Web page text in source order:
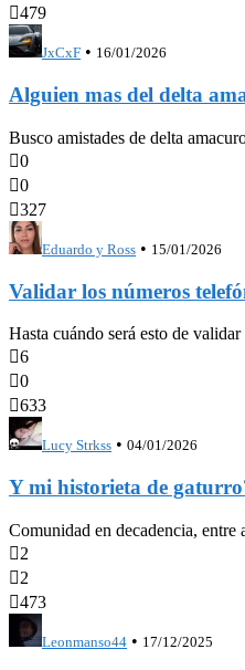
479
JxCxF • 16/01/2026
Alguien mas del delta
Busco amistades de delta
0
0
327
Eduardo y Ross • 15/01/2026
Validar los números
Hasta cuándo será esto de validar
6
0
633
Lucy Strkss • 04/01/2026
Y mi historieta de
Comunidad en decadencia,
2
2
473
Leonmanso44 • 17/12/2025